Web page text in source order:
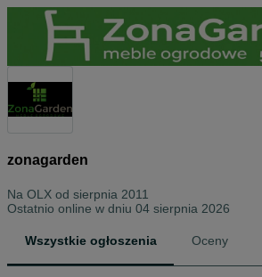
zonagarden
Na OLX od sierpnia 2011
Ostatnio online w dniu 04 sierpnia 2026
Wszystkie ogłoszenia Oceny